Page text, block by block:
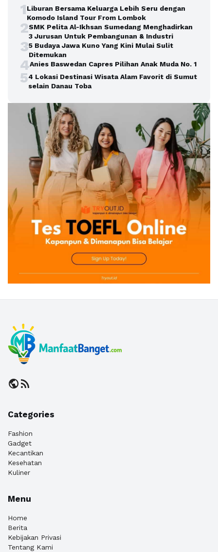
1Liburan Bersama Keluarga Lebih Seru dengan
Komodo Island Tour From Lombok
2SMK Pelita Al-Ikhsan Sumedang Menghadirkan
3 Jurusan Untuk Pembangunan & Industri
35 Budaya Jawa Kuno Yang Kini Mulai Sulit
Ditemukan
4Anies Baswedan Capres Pilihan Anak Muda No. 1
54 Lokasi Destinasi Wisata Alam Favorit di Sumut
selain Danau Toba
publicrss_feed
Categories
Fashion
Gadget
Kecantikan
Kesehatan
Kuliner
Menu
Home
Berita
Kebijakan Privasi
Tentang Kami